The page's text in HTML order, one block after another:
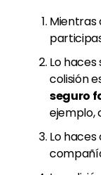
Mientras
Lo
colisión
seguro
ejemplo,
Lo